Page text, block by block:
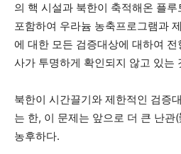
의 핵 시설과 북한이 축적해온 플
포함하여 우라늄 농축프로그램과
에 대한 모든 검증대상에 대하여
사가 투명하게 확인되지 않고 있는
북한이 시간끌기와 제한적인 검증
는 한, 이 문제는 앞으로 더 큰 난관
농후하다.